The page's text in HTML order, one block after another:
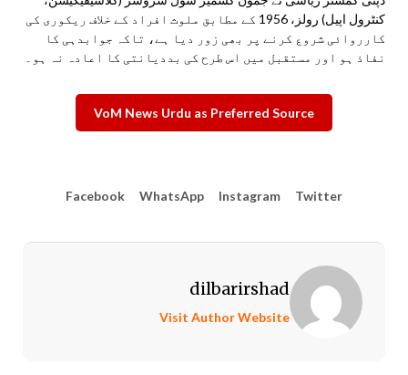
کنٹرول اپیل) رولز، 1956 کے مطابق ملوث افراد کے خلاف ریکوری کی
کارروائی شروع کرنے پر بھی زور دیا ہے، تاکہ جوابدہی کا
نفاذ ہو اور مستقبل میں اس طرح کی بددیانتی کا اعادہ نہ ہو۔
VoM News Urdu as Preferred Source
Facebook WhatsApp Instagram Twitter
dilbarirshad
Visit Author Website